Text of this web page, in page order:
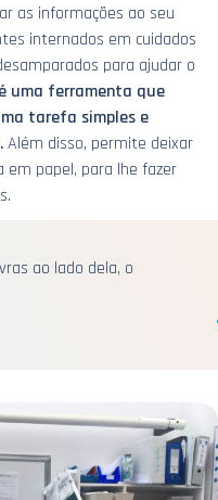
as informações ao seu
internados em cuidados
para ajudar o
uma ferramenta que
tarefa simples e
Além disso, permite deixar
em papel, para lhe fazer
ao lado dela, o